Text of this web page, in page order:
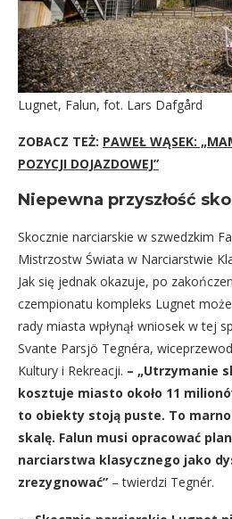
Lugnet, Falun, fot. Lars Dafgård
ZOBACZ TEŻ: PAWEŁ WĄSEK:
POZYCJI DOJAZDOWEJ”
Niepewna przyszłość
Skocznie narciarskie w szwedzkim
Mistrzostw Świata w Narciarstwie
Jak się jednak okazuje, po
czempionatu kompleks Lugnet
rady miasta wpłynął wniosek w tej
Svante Parsjö Tegnéra,
Kultury i Rekreacji. – „Utrzymanie
kosztuje miasto około 11
to obiekty stoją puste. To
skalę. Falun musi opracować
narciarstwa klasycznego jako
zrezygnować” – twierdzi Tegnér.